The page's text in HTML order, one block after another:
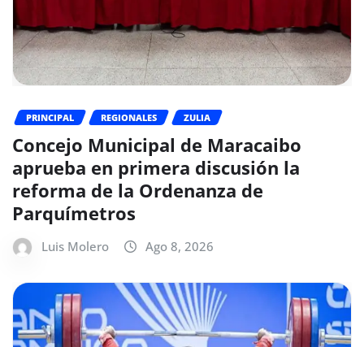
PRINCIPAL REGIONALES ZULIA
Concejo Municipal de Maracaibo
aprueba en primera discusión la
reforma de la Ordenanza de
Parquímetros
Luis Molero Ago 8, 2026